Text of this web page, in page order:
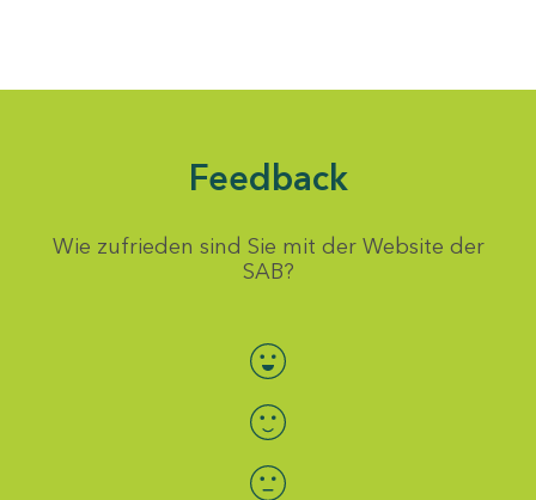
Feedback
Wie zufrieden sind Sie mit der Website der
SAB?
Bewertung auswählen